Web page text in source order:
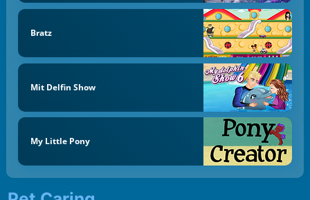
Bratz
Mit Delfin Show
My Little Pony